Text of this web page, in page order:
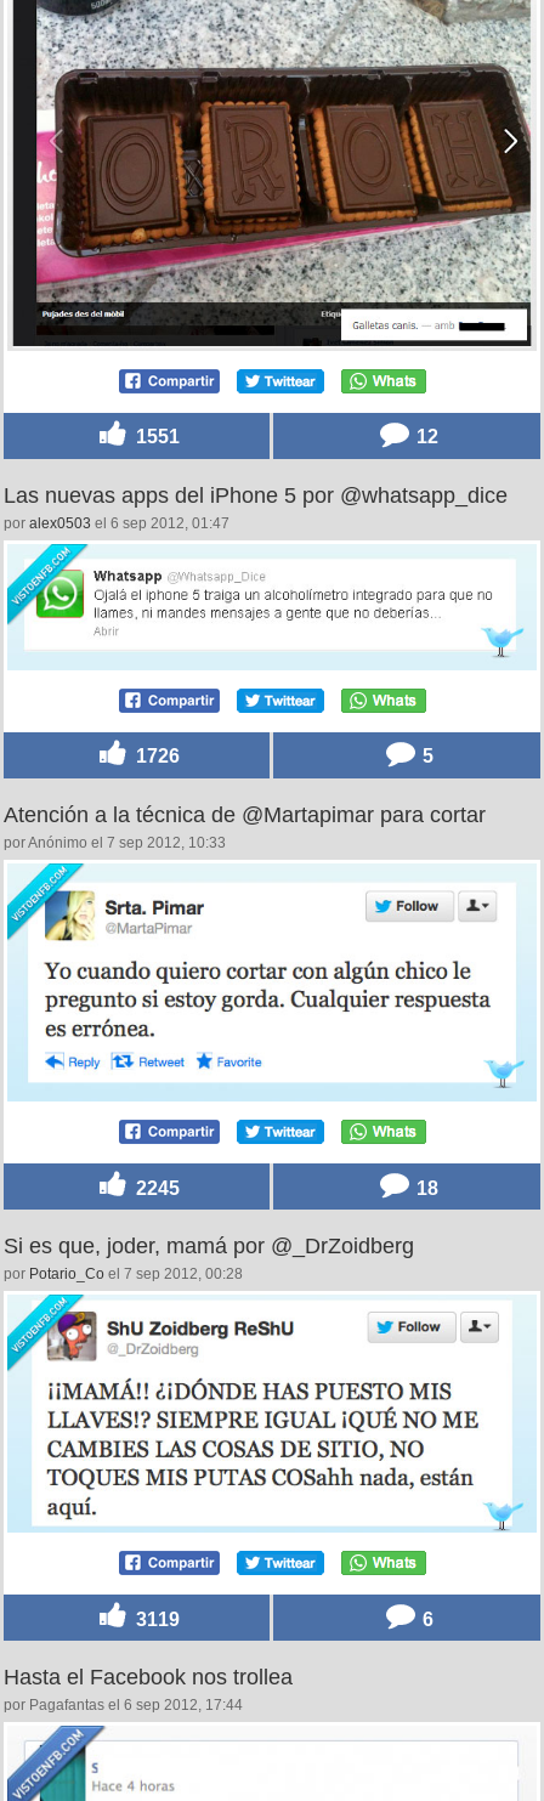
1551 12
Las nuevas apps del iPhone 5 por @whatsapp_dice
por alex0503 el 6 sep 2012, 01:47
1726 5
Atención a la técnica de @Martapimar para cortar
por Anónimo el 7 sep 2012, 10:33
2245 18
Si es que, joder, mamá por @_DrZoidberg
por Potario_Co el 7 sep 2012, 00:28
3119 6
Hasta el Facebook nos trollea
por Pagafantas el 6 sep 2012, 17:44